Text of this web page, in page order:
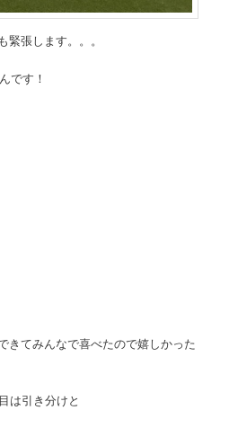
張します。。。
です！
きてみんなで喜べたので嬉しかった
は引き分けと